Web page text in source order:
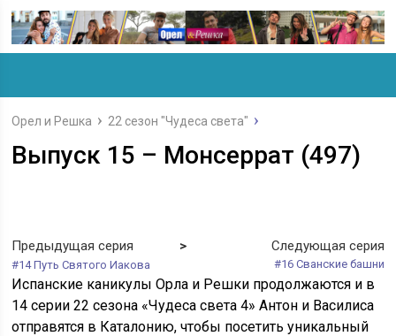
Орел и Решка 22 сезон "Чудеса света"
Выпуск 15 – Монсеррат (497)
Предыдущая серия
#14 Путь Святого Иакова
> Следующая серия
#16 Сванские башни
Испанские каникулы Орла и Решки продолжаются и в
14 серии 22 сезона «Чудеса света 4» Антон и Василиса
отправятся в Каталонию, чтобы посетить уникальный